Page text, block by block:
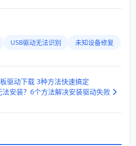
USB驱动无法识别 未知设备修复
驱动下载 3种方法快速搞定
安装？6个方法解决安装驱动失败